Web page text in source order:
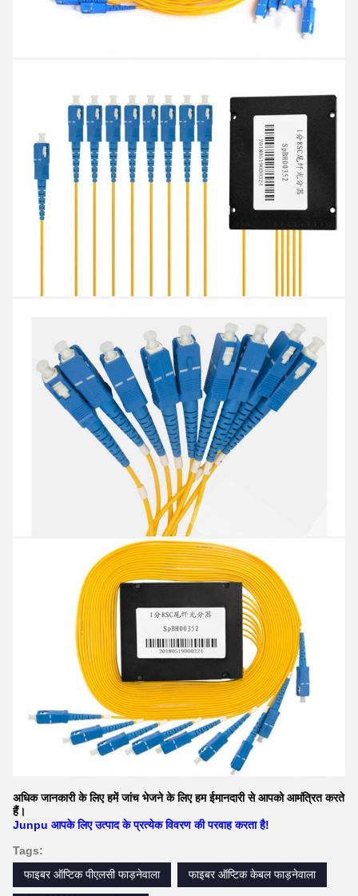
अधिक जानकारी के लिए हमें जांच भेजने के लिए हम ईमानदारी से आपको आमंत्रित करते
हैं।
Junpu आपके लिए उत्पाद के प्रत्येक विवरण की परवाह करता है!
Tags:
फाइबर ऑप्टिक पीएलसी फाड़नेवाला
फाइबर ऑप्टिक केबल फाड़नेवाला